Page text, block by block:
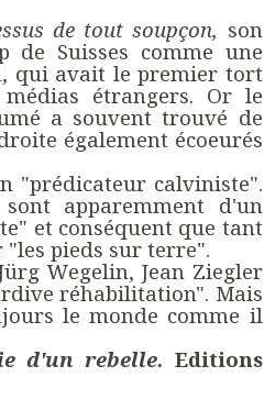
de tout soupçon, son
de Suisses comme une
qui avait le premier tort
étrangers. Or le
a souvent trouvé de
également écoeurés
"prédicateur calviniste".
apparemment d'un
et conséquent que tant
pieds sur terre".
Wegelin, Jean Ziegler
réhabilitation". Mais
le monde comme il
d'un rebelle. Editions